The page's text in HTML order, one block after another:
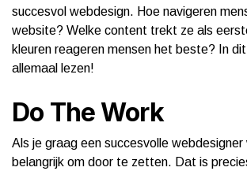
succesvol webdesign. Hoe navigeren
website? Welke content trekt ze als
kleuren reageren mensen het beste? In
allemaal lezen!
Do The Work
Als je graag een succesvolle
belangrijk om door te zetten. Dat is